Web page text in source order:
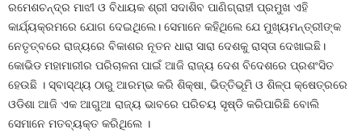
ରମେଶଚନ୍ଦ୍ର ମାଝୀ ଓ ବିଧାୟକ ଶ୍ରୀ ସଦାଶିବ ପାଣିଗ୍ରାହୀ ପ୍ରମୁଖ ଏହି
କାର୍ଯ୍ୟକ୍ରମରେ ଯୋଗ ଦେଇଥିଲେ। ସେମାନେ କହିଥିଲେ ଯେ ମୁଖ୍ୟମନ୍ତ୍ରୀଙ୍କ
ନେତୃତ୍ବରେ ରାଜ୍ୟରେ ବିକାଶର ନୂତନ ଧାରା ସାରା ଦେଶକୁ ରାସ୍ତା ଦେଖାଇଛି।
କୋଭିଡ ମହାମାରୀର ପରିଚାଳନା ପାଇଁ ଆଜି ରାଜ୍ୟ ଦେଶ ବିଦେଶରେ ପ୍ରଶଂସିତ
ହେଉଛି । ସ୍ବାସ୍ଥ୍ୟ ଠାରୁ ଆରମ୍ଭ କରି ଶିକ୍ଷା, ଭିତ୍ତିଭୂମି ଓ ଶିଳ୍ପ କ୍ଷେତ୍ରରେ
ଓଡିଶା ଆଜି ଏକ ଆଗୁଆ ରାଜ୍ୟ ଭାବରେ ପରିଚୟ ସୃଷ୍ଡି କରିପାରିଛି ବୋଲି
ସେମାନେ ମତବ୍ୟକ୍ତ କରିଥିଲେ ।